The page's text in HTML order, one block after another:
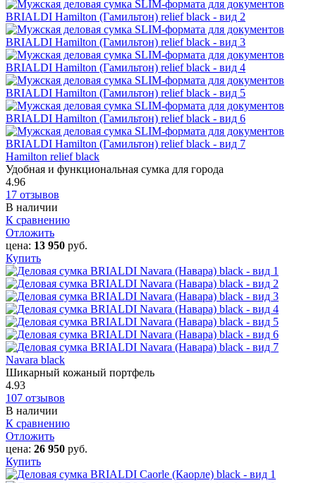
Hamilton‎ relief black
Удобная и функциональная сумка для города
4.96
17 отзывов
В наличии
К сравнению
Отложить
цена: 13 950 руб.
Купить
Navara black
Шикарный кожаный портфель
4.93
107 отзывов
В наличии
К сравнению
Отложить
цена: 26 950 руб.
Купить